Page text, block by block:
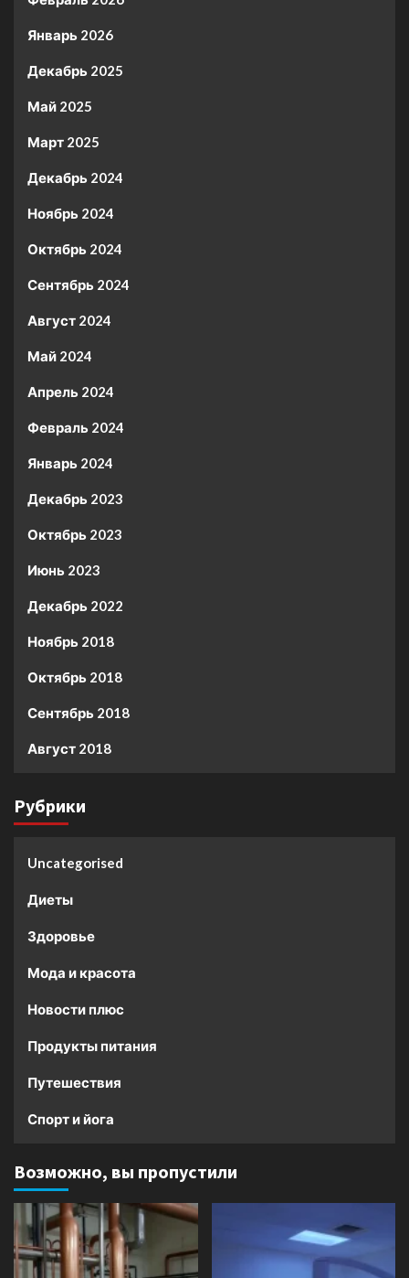
Январь 2026
Декабрь 2025
Май 2025
Март 2025
Декабрь 2024
Ноябрь 2024
Октябрь 2024
Сентябрь 2024
Август 2024
Май 2024
Апрель 2024
Февраль 2024
Январь 2024
Декабрь 2023
Октябрь 2023
Июнь 2023
Декабрь 2022
Ноябрь 2018
Октябрь 2018
Сентябрь 2018
Август 2018
Рубрики
Uncategorised
Диеты
Здоровье
Мода и красота
Новости плюс
Продукты питания
Путешествия
Спорт и йога
Возможно, вы пропустили